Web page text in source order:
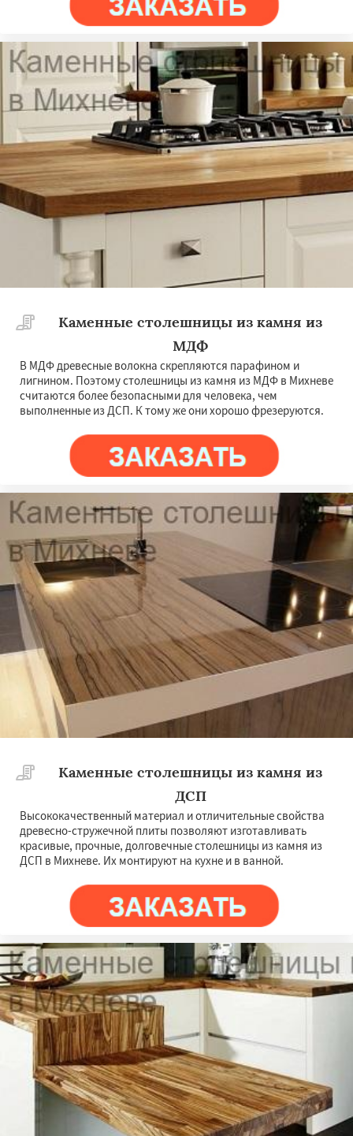
Каменные столешницы из камня из
МДФ
В МДФ древесные волокна скрепляются парафином и
лигнином. Поэтому столешницы из камня из МДФ в Михневе
считаются более безопасными для человека, чем
выполненные из ДСП. К тому же они хорошо фрезеруются.
Каменные столешницы из камня из
ДСП
Высококачественный материал и отличительные свойства
древесно-стружечной плиты позволяют изготавливать
красивые, прочные, долговечные столешницы из камня из
ДСП в Михневе. Их монтируют на кухне и в ванной.